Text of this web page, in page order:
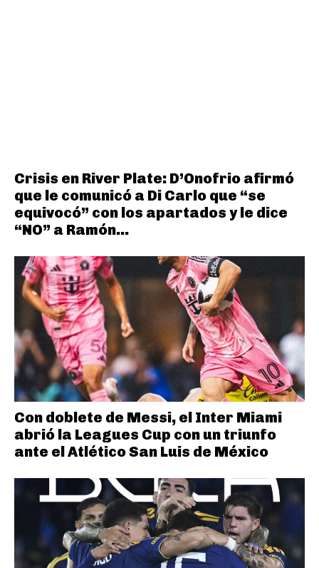
Crisis en River Plate: D’Onofrio afirmó
que le comunicó a Di Carlo que “se
equivocó” con los apartados y le dice
“NO” a Ramón...
Con doblete de Messi, el Inter Miami
abrió la Leagues Cup con un triunfo
ante el Atlético San Luis de México